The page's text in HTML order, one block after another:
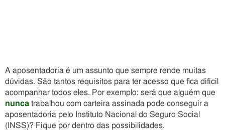
A aposentadoria é um assunto que sempre rende muitas
dúvidas. São tantos requisitos para ter acesso que fica difícil
acompanhar todos eles. Por exemplo: será que alguém que
nunca trabalhou com carteira assinada pode conseguir a
aposentadoria pelo Instituto Nacional do Seguro Social
(INSS)? Fique por dentro das possibilidades.